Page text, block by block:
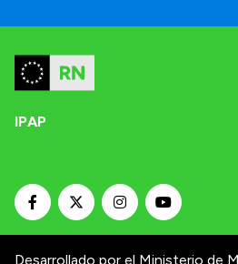
IPAP
Desarrollado por el Ministerio de